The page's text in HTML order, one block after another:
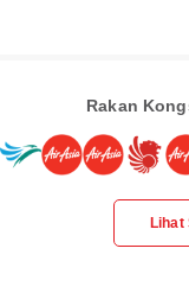
Rakan
Lihat